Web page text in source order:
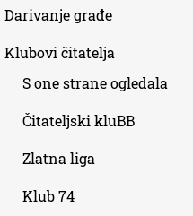
Darivanje građe
Klubovi čitatelja
S one strane ogledala
Čitateljski kluBB
Zlatna liga
Klub 74